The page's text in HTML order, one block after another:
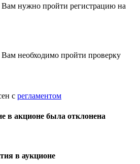
Вам нужно пройти регистрацию на
Вам необходимо пройти проверку
с регламентом
в акционе была отклонена
в аукционе